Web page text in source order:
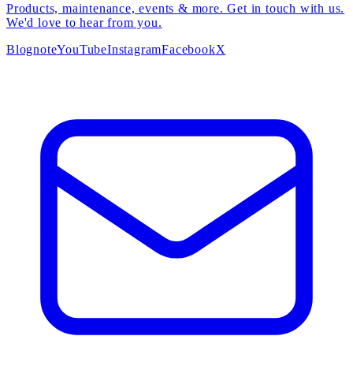
Products, maintenance, events & more. Get in touch with us.
We'd love to hear from you.
BlognoteYouTubeInstagramFacebookX